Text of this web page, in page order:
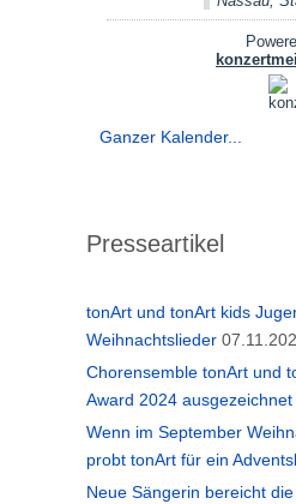
Ganzer Kalender...
Presseartikel
tonArt und tonArt kids
Weihnachtslieder
Chorensemble tonArt und
Award 2024 ausgezeichnet
Wenn im September
probt tonArt für ein
Neue Sängerin bereicht